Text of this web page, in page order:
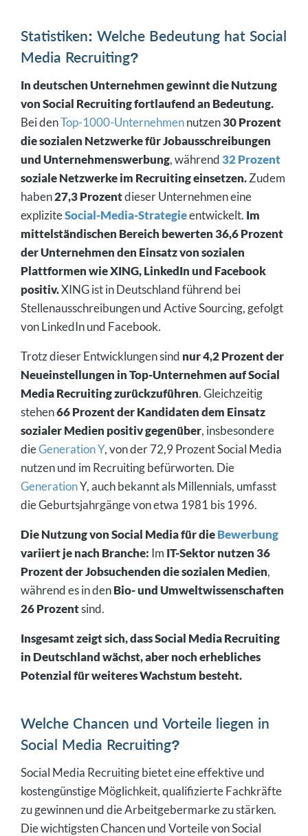
Statistiken: Welche Bedeutung hat Social
Media Recruiting?
In deutschen Unternehmen gewinnt die Nutzung
von Social Recruiting fortlaufend an Bedeutung.
Bei denTop-1000-Unternehmennutzen30 Prozent
die sozialen Netzwerke für Jobausschreibungen
und Unternehmenswerbung, während 32 Prozent
soziale Netzwerke im Recruiting einsetzen.Zudem
haben27,3 Prozentdieser Unternehmen eine
expliziteSocial-Media-Strategieentwickelt. Im
mittelständischen Bereich bewerten 36,6 Prozent
der Unternehmen den Einsatz von sozialen
Plattformen wie XING, LinkedIn und Facebook
positiv.XING ist in Deutschland führend bei
Stellenausschreibungen und Active Sourcing, gefolgt
von LinkedIn und Facebook.
Trotz dieser Entwicklungen sind nur 4,2 Prozent der
Neueinstellungen in Top-Unternehmen auf Social
Media Recruiting zurückzuführen. Gleichzeitig
stehen66 Prozent der Kandidaten dem Einsatz
sozialer Medien positiv gegenüber, insbesondere
dieGeneration Y, von der 72,9 Prozent Social Media
nutzen und im Recruiting befürworten. Die
GenerationY, auch bekannt als Millennials, umfasst
die Geburtsjahrgänge von etwa 1981 bis 1996.
Die Nutzung von Social Media für dieBewerbung
variiert je nach Branche: Im IT-Sektor nutzen 36
Prozent der Jobsuchenden die sozialen Medien,
während es in denBio- und Umweltwissenschaften
26 Prozentsind.
Insgesamt zeigt sich, dass Social Media Recruiting
in Deutschland wächst, aber noch erhebliches
Potenzial für weiteres Wachstum besteht.
Welche Chancen und Vorteile liegen in
Social Media Recruiting?
Social Media Recruiting bietet eine effektive und
kostengünstige Möglichkeit, qualifizierte Fachkräfte
zu gewinnen und die Arbeitgebermarke zu stärken.
Die wichtigsten Chancen und Vorteile von Social